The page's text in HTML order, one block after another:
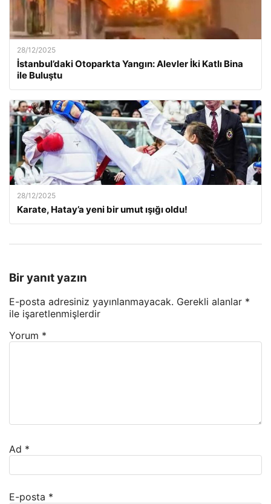
28/12/2025
İstanbul’daki Otoparkta Yangın: Alevler İki Katlı Bina
ile Buluştu
28/12/2025
Karate, Hatay’a yeni bir umut ışığı oldu!
Bir yanıt yazın
E-posta adresiniz yayınlanmayacak. Gerekli alanlar *
ile işaretlenmişlerdir
Yorum *
Ad *
E-posta *